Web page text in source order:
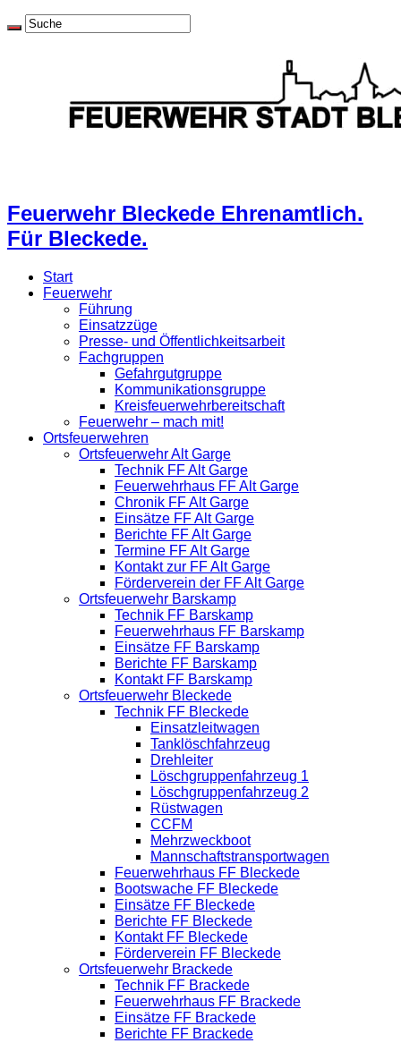
Feuerwehr Bleckede Ehrenamtlich.
Für Bleckede.
Start
Feuerwehr
Führung
Einsatzzüge
Presse- und Öffentlichkeitsarbeit
Fachgruppen
Gefahrgutgruppe
Kommunikationsgruppe
Kreisfeuerwehrbereitschaft
Feuerwehr – mach mit!
Ortsfeuerwehren
Ortsfeuerwehr Alt Garge
Technik FF Alt Garge
Feuerwehrhaus FF Alt Garge
Chronik FF Alt Garge
Einsätze FF Alt Garge
Berichte FF Alt Garge
Termine FF Alt Garge
Kontakt zur FF Alt Garge
Förderverein der FF Alt Garge
Ortsfeuerwehr Barskamp
Technik FF Barskamp
Feuerwehrhaus FF Barskamp
Einsätze FF Barskamp
Berichte FF Barskamp
Kontakt FF Barskamp
Ortsfeuerwehr Bleckede
Technik FF Bleckede
Einsatzleitwagen
Tanklöschfahrzeug
Drehleiter
Löschgruppenfahrzeug 1
Löschgruppenfahrzeug 2
Rüstwagen
CCFM
Mehrzweckboot
Mannschaftstransportwagen
Feuerwehrhaus FF Bleckede
Bootswache FF Bleckede
Einsätze FF Bleckede
Berichte FF Bleckede
Kontakt FF Bleckede
Förderverein FF Bleckede
Ortsfeuerwehr Brackede
Technik FF Brackede
Feuerwehrhaus FF Brackede
Einsätze FF Brackede
Berichte FF Brackede